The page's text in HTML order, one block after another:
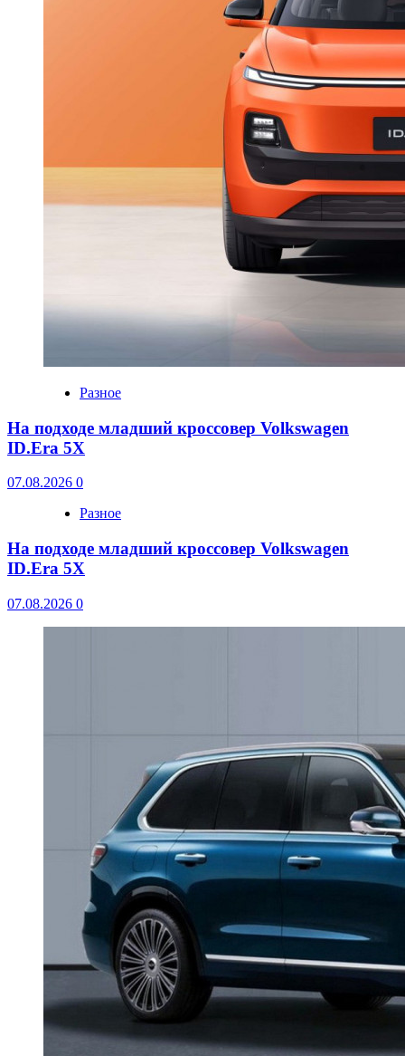
Разное
На подходе младший кроссовер Volkswagen
ID.Era 5X
07.08.2026 0
Разное
На подходе младший кроссовер Volkswagen
ID.Era 5X
07.08.2026 0